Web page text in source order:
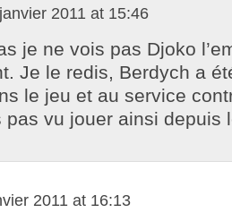
2011 at 15:46
je ne vois pas Djoko
Je le redis, Berdych a
le jeu et au service
pas vu jouer ainsi depuis
2011 at 16:13